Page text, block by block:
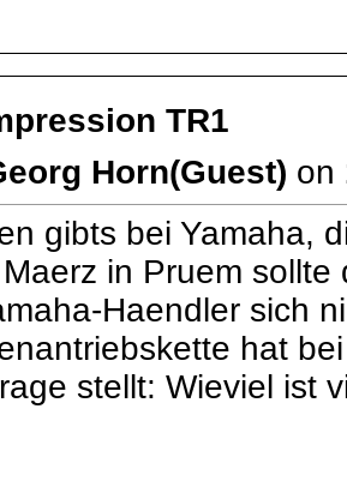
TR1
Horn(Guest) on
gibts bei Yamaha,
in Pruem
Haendler sich
hat
stellt: Wieviel ist